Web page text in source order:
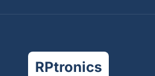
RPtronics